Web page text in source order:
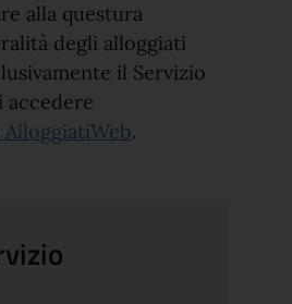
alla questura
degli alloggiati
il Servizio
accedere
.